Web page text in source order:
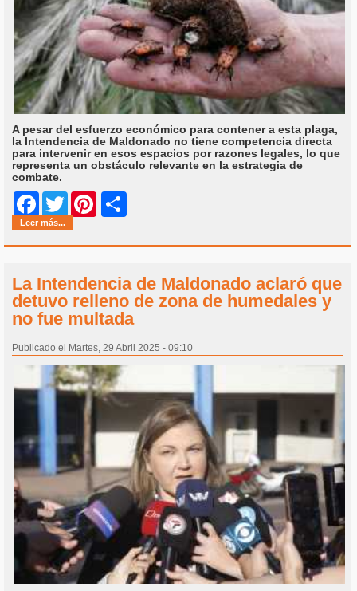
A pesar del esfuerzo económico para contener a esta plaga,
la Intendencia de Maldonado no tiene competencia directa
para intervenir en esos espacios por razones legales, lo que
representa un obstáculo relevante en la estrategia de
combate.
Facebook
Twitter Pinterest
Leer más...
La Intendencia de Maldonado aclaró que
detuvo relleno de zona de humedales y
no fue multada
Publicado el Martes, 29 Abril 2025 - 09:10